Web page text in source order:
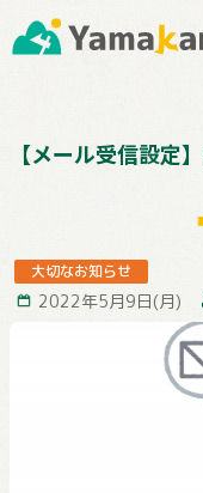
新着記事を読む
お客様レポート
【メール受信設定
大切なお知らせ
2022年5月9日(月)